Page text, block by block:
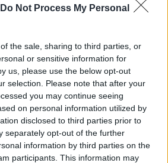
Do Not Process My Personal
the sale, sharing to third parties, or
or sensitive information for
us, please use the below opt-out
selection. Please note that after your
you may continue seeing
on personal information utilized by
disclosed to third parties prior to
separately opt-out of the further
information by third parties on the
participants. This information may